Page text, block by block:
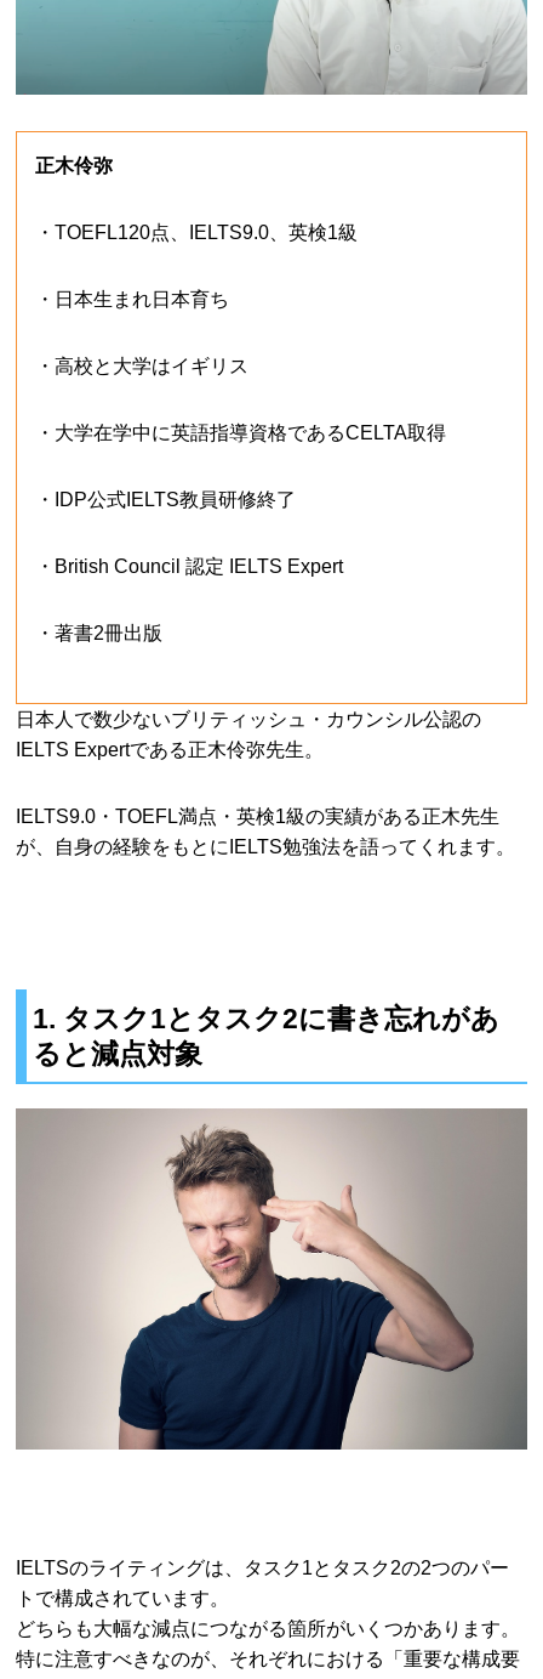
正木伶弥
・TOEFL120点、IELTS9.0、英検1級
・日本生まれ日本育ち
・高校と大学はイギリス
・大学在学中に英語指導資格であるCELTA取得
・IDP公式IELTS教員研修終了
・British Council 認定 IELTS Expert
・著書2冊出版
日本人で数少ないブリティッシュ・カウンシル公認の
IELTS Expertである正木伶弥先生。
IELTS9.0・TOEFL満点・英検1級の実績がある正木先生
が、自身の経験をもとにIELTS勉強法を語ってくれます。
1. タスク1とタスク2に書き忘れがあ
ると減点対象
IELTSのライティングは、タスク1とタスク2の2つのパー
トで構成されています。
どちらも大幅な減点につながる箇所がいくつかあります。
特に注意すべきなのが、それぞれにおける「重要な構成要